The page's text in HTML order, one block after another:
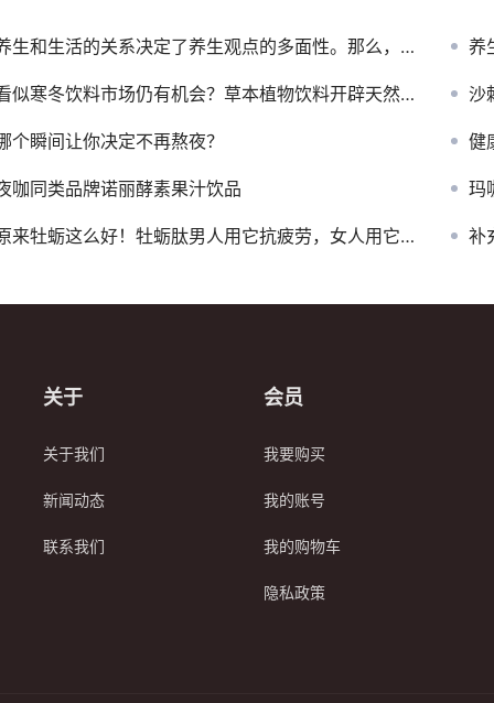
生和生活的关系决定了养生观点的多面性。那么，什么是养生？为什么要养生？如何养生？ 养生
似寒冬饮料市场仍有机会？草本植物饮料开辟天然功能饮料新天地 沙
个瞬间让你决定不再熬夜？ 健
咖同类品牌诺丽酵素果汁饮品 玛
来牡蛎这么好！牡蛎肽男人用它抗疲劳，女人用它不显老！ 补
关于
关于我们
新闻动态
联系我们
会员
我要购买
我的账号
我的购物车
隐私政策